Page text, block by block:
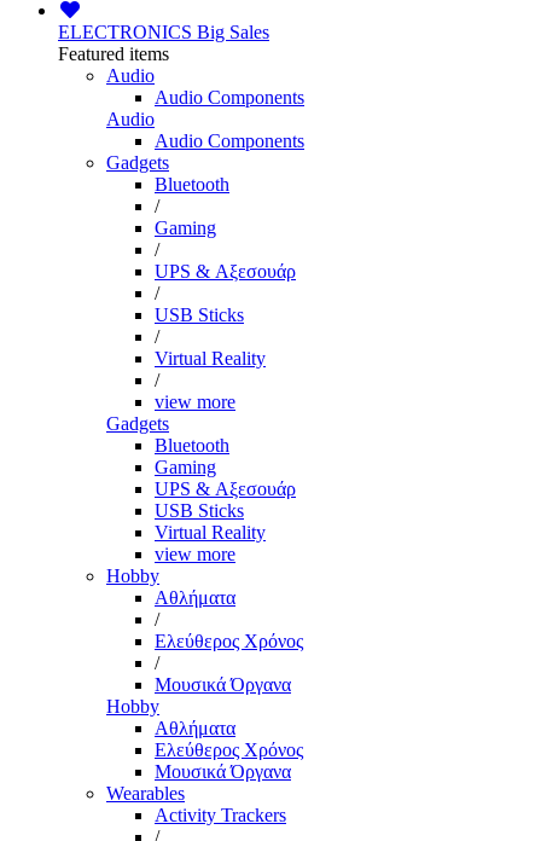
ELECTRONICS Big Sales
Featured items
Audio
Audio Components
Audio
Audio Components
Gadgets
Bluetooth
/
Gaming
/
UPS & Αξεσουάρ
/
USB Sticks
/
Virtual Reality
/
view more
Gadgets
Bluetooth
Gaming
UPS & Αξεσουάρ
USB Sticks
Virtual Reality
view more
Hobby
Αθλήματα
/
Ελεύθερος Χρόνος
/
Μουσικά Όργανα
Hobby
Αθλήματα
Ελεύθερος Χρόνος
Μουσικά Όργανα
Wearables
Activity Trackers
/